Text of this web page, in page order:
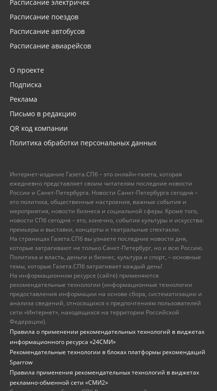
Расписание электричек
Расписание поездов
Расписание автобусов
Расписание авиарейсов
О проекте
Подписка
Реклама
Письмо в редакцию
QR код компании
Политика обработки персональных данных
Интернет-издание Газета.СПб – это онлайн-газета, которая
ежедневно представляет своим читателям последние новости
России и Санкт-Петербурга. Новости Санкт-Петербурга сегодня –
это политика, общественные настроения, важные события и
мероприятия, новости бизнеса и социальной сферы. Кроме того,
новости СПб сегодня – это, конечно, события культуры и искусства:
премьеры и выставки, концерты и театральные спектакли.
На страницах Газета.СПб вы узнаете последние новости дня,
которые затрагивают не только Санкт-Петербург, но и всю Россию.
Политика и власть, деньги и бизнес, культура и спорт, – основные
темы, которые Газета.СПб затрагивает каждый день!
На информационном ресурсе (сайте) применяются
рекомендательные технологии (информационные технологии
предоставления информации на основе сбора, систематизации и
анализа сведений, относящихся к предпочтениям пользователей
сети «Интернет», находящихся на территории Российской
Федерации).
Правила о применении рекомендательных технологий в виджетах
информационного ресурса «24СМИ»
Рекомендательные технологии в блоках платформы рекомендаций
Sparrow
Правила применения рекомендательных технологий в виджетах
рекламно-обменной сети «СМИ2»